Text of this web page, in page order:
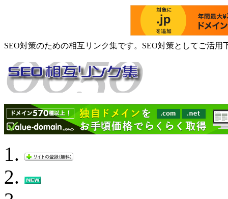
SEO対策のための相互リンク集です。SEO対策としてご活用